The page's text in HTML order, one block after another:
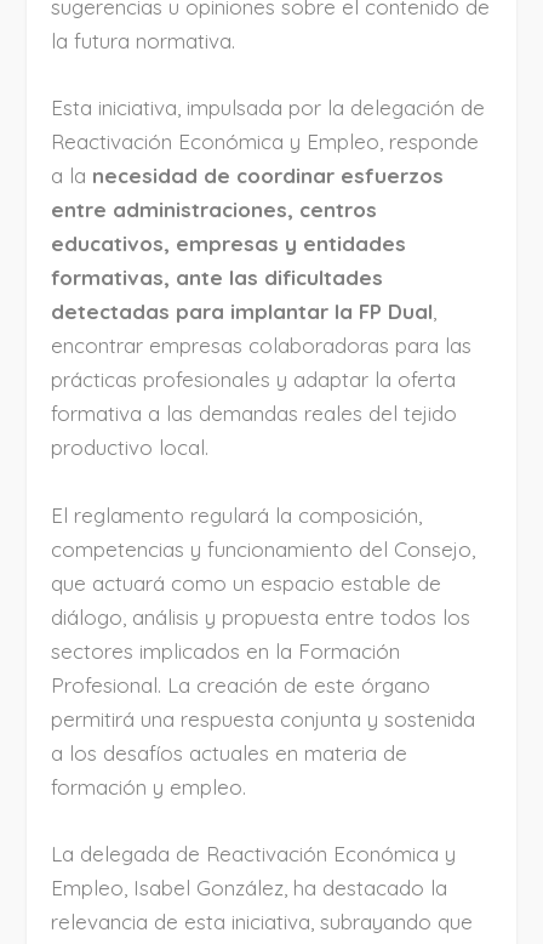
sugerencias u opiniones sobre el contenido de
la futura normativa.
Esta iniciativa, impulsada por la delegación de
Reactivación Económica y Empleo, responde
a la necesidad de coordinar esfuerzos
entre administraciones, centros
educativos, empresas y entidades
formativas, ante las dificultades
detectadas para implantar la FP Dual,
encontrar empresas colaboradoras para las
prácticas profesionales y adaptar la oferta
formativa a las demandas reales del tejido
productivo local.
El reglamento regulará la composición,
competencias y funcionamiento del Consejo,
que actuará como un espacio estable de
diálogo, análisis y propuesta entre todos los
sectores implicados en la Formación
Profesional. La creación de este órgano
permitirá una respuesta conjunta y sostenida
a los desafíos actuales en materia de
formación y empleo.
La delegada de Reactivación Económica y
Empleo, Isabel González, ha destacado la
relevancia de esta iniciativa, subrayando que